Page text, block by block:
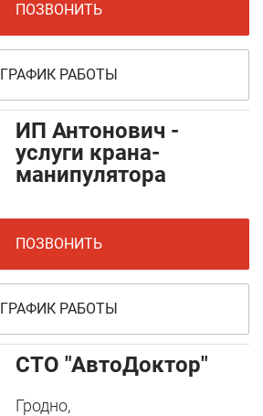
ПОЗВОНИТЬ
ГРАФИК РАБОТЫ
ИП Антонович -
услуги крана-
манипулятора
ПОЗВОНИТЬ
ГРАФИК РАБОТЫ
СТО "АвтоДоктор"
Гродно,